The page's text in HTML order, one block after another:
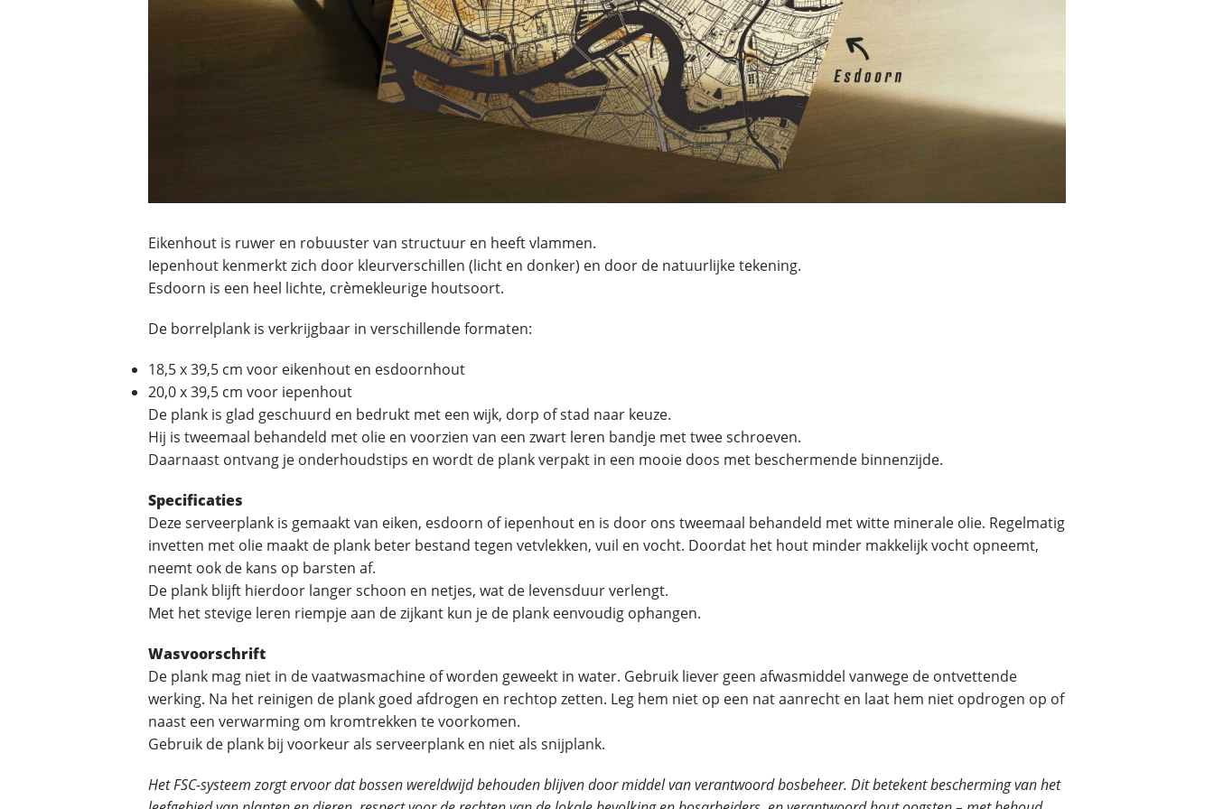
Eikenhout is ruwer en robuuster van structuur en heeft vlammen.
Iepenhout kenmerkt zich door kleurverschillen (licht en donker) en door de natuurlijke tekening.
Esdoorn is een heel lichte, crèmekleurige houtsoort.
De borrelplank is verkrijgbaar in verschillende formaten:
18,5 x 39,5 cm voor eikenhout en esdoornhout
20,0 x 39,5 cm voor iepenhout
De plank is glad geschuurd en bedrukt met een wijk, dorp of stad naar keuze.
Hij is tweemaal behandeld met olie en voorzien van een zwart leren bandje met twee schroeven.
Daarnaast ontvang je onderhoudstips en wordt de plank verpakt in een mooie doos met beschermende binnenzijde.
Specificaties
Deze serveerplank is gemaakt van eiken, esdoorn of iepenhout en is door ons tweemaal behandeld met witte minerale olie. Regelmatig
invetten met olie maakt de plank beter bestand tegen vetvlekken, vuil en vocht. Doordat het hout minder makkelijk vocht opneemt,
neemt ook de kans op barsten af.
De plank blijft hierdoor langer schoon en netjes, wat de levensduur verlengt.
Met het stevige leren riempje aan de zijkant kun je de plank eenvoudig ophangen.
Wasvoorschrift
De plank mag niet in de vaatwasmachine of worden geweekt in water. Gebruik liever geen afwasmiddel vanwege de ontvettende
werking. Na het reinigen de plank goed afdrogen en rechtop zetten. Leg hem niet op een nat aanrecht en laat hem niet opdrogen op of
naast een verwarming om kromtrekken te voorkomen.
Gebruik de plank bij voorkeur als serveerplank en niet als snijplank.
Het FSC-systeem zorgt ervoor dat bossen wereldwijd behouden blijven door middel van verantwoord bosbeheer. Dit betekent bescherming van het